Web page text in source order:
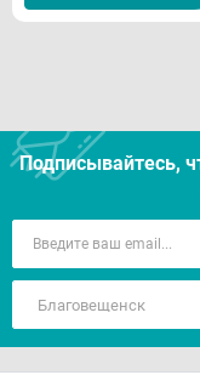
Срок годности
Подписывайтесь,